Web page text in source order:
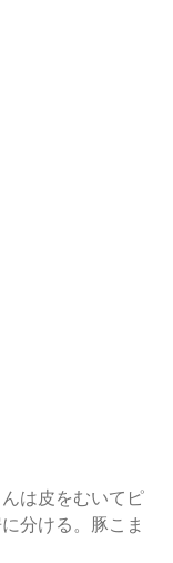
は皮をむいてピ
分ける。豚こま